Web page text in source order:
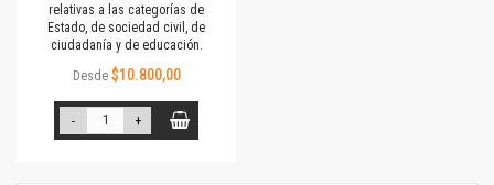
relativas a las categorías de
Estado, de sociedad civil, de
ciudadanía y de educación.
Desde $10.800,00
- +